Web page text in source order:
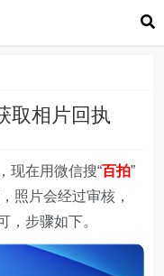
取相片回执
现在用微信搜“百拍”
照片会经过审核，
，步骤如下。